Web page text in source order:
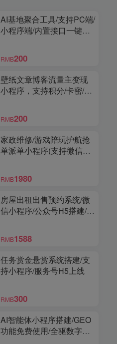
【书单读书赛道】开场带破镜动画的爆款书单丨扣子工作流智能体搭建coze工作流
AI基地聚合工具/支持PC端/
小程序端/内置接口一键调
RMB200
壁纸文章博客流量主变现
小程序，支持积分/卡密/激
RMB200
家政维修/游戏陪玩护航抢
单派单小程序(支持微信和
RMB1980
房屋出租出售预约系统/微
信小程序/公众号H5搭建/多
RMB1588
任务赏金悬赏系统搭建/支
持小程序/服务号H5上线
RMB300
AI智能体小程序搭建/GEO
功能免费使用/全驱数字人/